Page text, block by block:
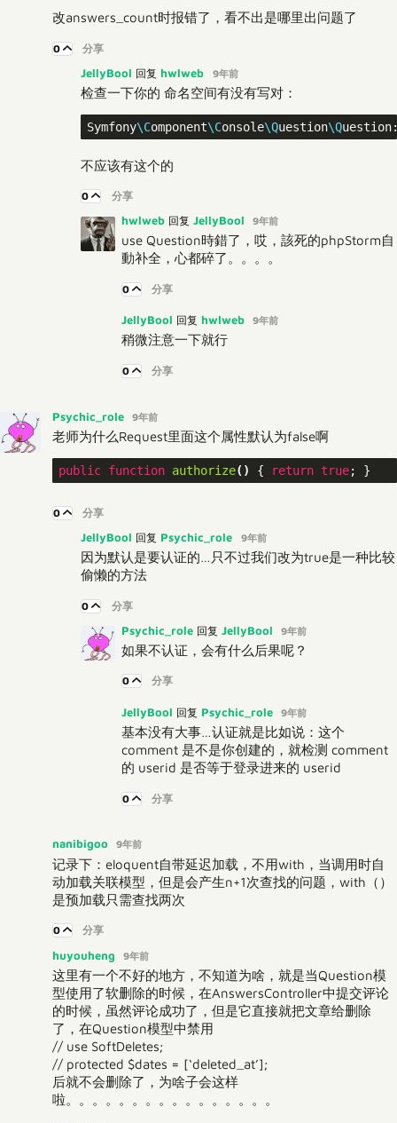
改answers_count时报错了，看不出是哪里出问题了
0 分享
JellyBool 回复 hwlweb 9年前
检查一下你的 命名空间有没有写对：
Symfony\Component\Console\Question\Q
不应该有这个的
0 分享
hwlweb 回复 JellyBool 9年前
use Question時錯了，哎，該死的phpStorm自
動补全，心都碎了。。。。
0 分享
JellyBool 回复 hwlweb 9年前
稍微注意一下就行
0 分享
Psychic_role 9年前
老师为什么Request里面这个属性默认为false啊
public function authorize() { return true
0 分享
JellyBool 回复 Psychic_role 9年前
因为默认是要认证的…只不过我们改为true是一种比较
偷懒的方法
0 分享
Psychic_role 回复 JellyBool 9年前
如果不认证，会有什么后果呢？
0 分享
JellyBool 回复 Psychic_role 9年前
基本没有大事…认证就是比如说：这个
comment 是不是你创建的，就检测 comment
的 userid 是否等于登录进来的 userid
0 分享
nanibigoo 9年前
记录下：eloquent自带延迟加载，不用with，当调用时自
动加载关联模型，但是会产生n+1次查找的问题，with（）
是预加载只需查找两次
0 分享
huyouheng 9年前
这里有一个不好的地方，不知道为啥，就是当Question模
型使用了软删除的时候，在AnswersController中提交评论
的时候，虽然评论成功了，但是它直接就把文章给删除
了，在Question模型中禁用
// use SoftDeletes;
// protected $dates = [‘deleted_at’];
后就不会删除了，为啥子会这样
啦。。。。。。。。。。。。。。。。